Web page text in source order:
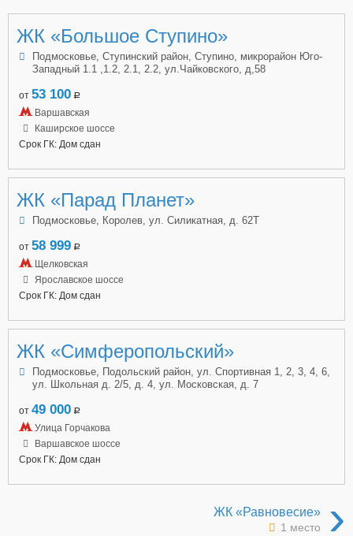
ЖК «Большое Ступино»
Подмосковье, Ступинский район, Ступино, микрорайон Юго-
Западный 1.1 ,1.2, 2.1, 2.2, ул.Чайковского, д,58
от 53 100 a
Варшавская
Каширское шоссе
Срок ГК: Дом сдан
ЖК «Парад Планет»
Подмосковье, Королев, ул. Силикатная, д. 62Т
от 58 999 a
Щелковская
Ярославское шоссе
Срок ГК: Дом сдан
ЖК «Симферопольский»
Подмосковье, Подольский район, ул. Спортивная 1, 2, 3, 4, 6,
ул. Школьная д. 2/5, д. 4, ул. Московская, д. 7
от 49 000 a
Улица Горчакова
Варшавское шоссе
Срок ГК: Дом сдан
›
ЖК «Равновесие»
1 место